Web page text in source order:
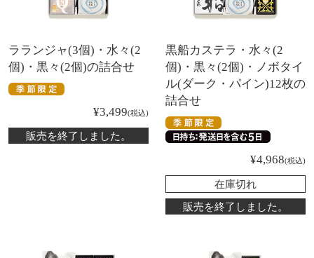
ラランジャ(3個)・水々(2
個)・黒々(2個)の詰合せ
¥3,499 税込
販売を終了しました。
黒船カステラ・水々(2
個)・黒々(2個)・ノボタイ
ル(ダーク・パイン)12枚の
詰合せ
¥4,968 税込
在庫切れ
販売を終了しました。